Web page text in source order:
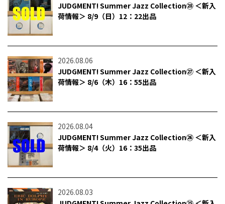
JUDGMENT! Summer Jazz Collection㉘ ＜新入
荷情報＞ 8/9（日）12：22出品
2026.08.06
JUDGMENT! Summer Jazz Collection㉗ ＜新入
荷情報＞ 8/6（木）16：55出品
2026.08.04
JUDGMENT! Summer Jazz Collection㉖ ＜新入
荷情報＞ 8/4（火）16：35出品
2026.08.03